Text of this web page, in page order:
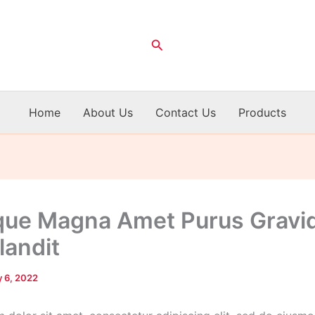
Search
Home About Us Contact Us Products
Magna Amet Purus
6, 2022